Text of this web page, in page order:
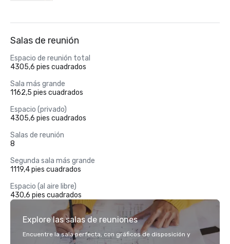
Salas de reunión
Espacio de reunión total
4305,6 pies cuadrados
Sala más grande
1162,5 pies cuadrados
Espacio (privado)
4305,6 pies cuadrados
Salas de reunión
8
Segunda sala más grande
1119,4 pies cuadrados
Espacio (al aire libre)
430,6 pies cuadrados
Explore las salas de reuniones
Encuentre la sala perfecta, con gráficos de disposición y